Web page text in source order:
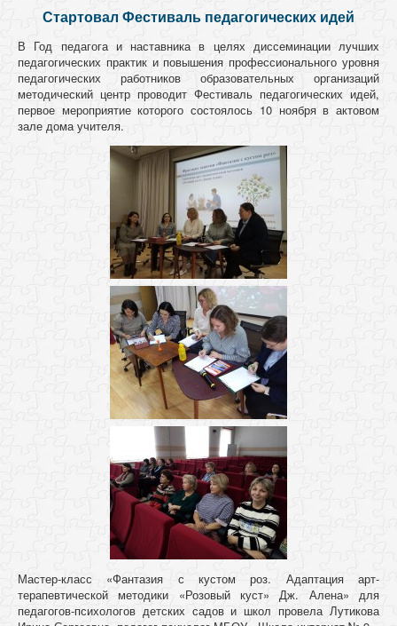
Стартовал Фестиваль педагогических идей
В Год педагога и наставника в целях диссеминации лучших
педагогических практик и повышения профессионального уровня
педагогических работников образовательных организаций
методический центр проводит Фестиваль педагогических идей,
первое мероприятие которого состоялось 10 ноября в актовом
зале дома учителя.
Мастер-класс «Фантазия с кустом роз. Адаптация арт-
терапевтической методики «Розовый куст» Дж. Алена» для
педагогов-психологов детских садов и школ провела Лутикова